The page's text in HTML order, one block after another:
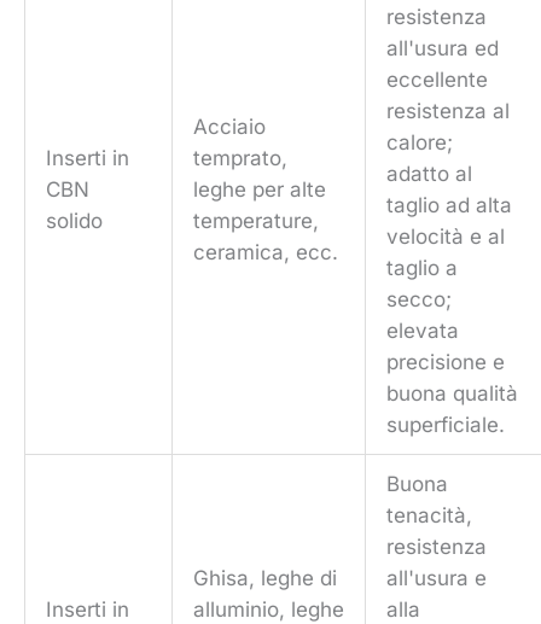
Inserti in
CBN
solido
Acciaio
temprato,
leghe per alte
temperature,
ceramica, ecc.
resistenza
all'usura ed
eccellente
resistenza al
calore;
adatto al
taglio ad alta
velocità e al
taglio a
secco;
elevata
precisione e
buona qualità
superficiale.
Inserti in
Ghisa, leghe di
alluminio, leghe
Buona
tenacità,
resistenza
all'usura e
alla